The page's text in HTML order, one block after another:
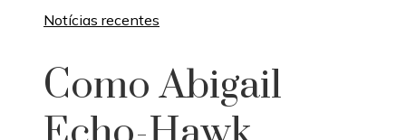
Notícias recentes
Como Abigail